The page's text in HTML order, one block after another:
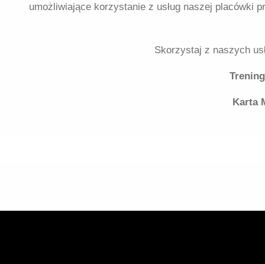
umożliwiające korzystanie z usług naszej placówki
Skorzystaj z naszych
Karta